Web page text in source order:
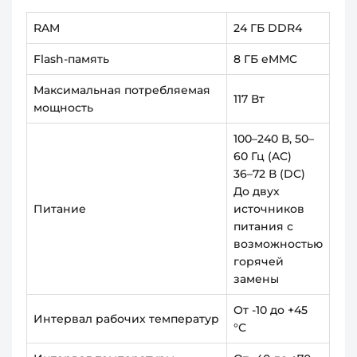
RAM 24 ГБ DDR4
Flash-память 8 ГБ eMMC
Максимальная потребляемая
мощность
117 Вт
Питание
100–240 В, 50–
60 Гц (AC)
36–72 В (DC)
До двух
источников
питания с
возможностью
горячей
замены
Интервал рабочих температур
От -10 до +45
°С